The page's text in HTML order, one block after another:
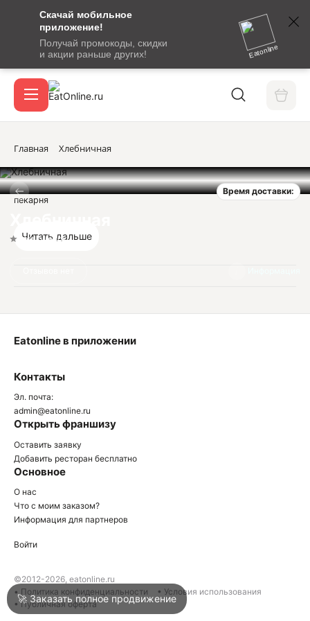
Скачай мобильное
приложение!
Получай промокоды, скидки
и акции раньше других!
Eatonline
сообщение
кодом
подтверждения
Вход / регистрация
Акции
Войти
Написать в техподдержку
Главная Хлебничная
Время доставки:
Нет оценок
пекарня
Читать дальше
Контакты
Эл. почта:
admin@eatonline.ru
Открыть франшизу
Оставить заявку
Добавить ресторан бесплатно
Основное
О нас
Что с моим заказом?
Информация для партнеров
Eatonline в приложении
Войти
©2012-2026, eatonline.ru
• Политика конфиденциальности
• Условия использования
• Публичная оферта
🚀 Заказать полное продвижение